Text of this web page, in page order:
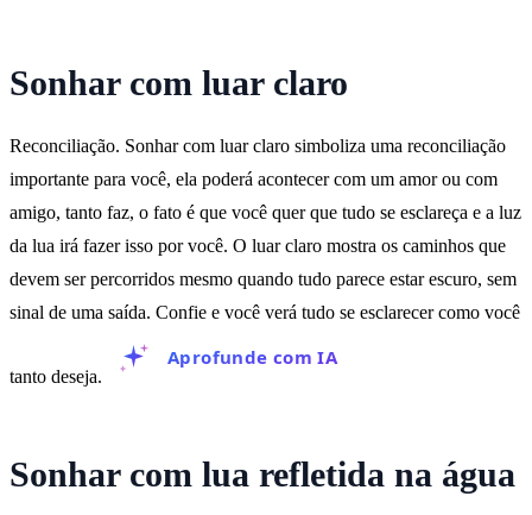
Sonhar com luar claro
Reconciliação. Sonhar com luar claro simboliza uma reconciliação
importante para você, ela poderá acontecer com um amor ou com
amigo, tanto faz, o fato é que você quer que tudo se esclareça e a luz
da lua irá fazer isso por você. O luar claro mostra os caminhos que
devem ser percorridos mesmo quando tudo parece estar escuro, sem
sinal de uma saída. Confie e você verá tudo se esclarecer como você
tanto deseja.
Aprofunde com IA
Sonhar com lua refletida na água